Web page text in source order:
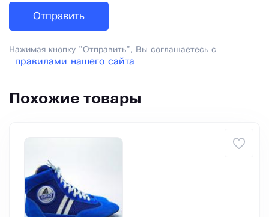
Нажимая кнопку "Отправить", Вы соглашаетесь с
правилами нашего сайта
Похожие товары